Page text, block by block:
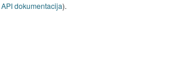
API dokumentacija).